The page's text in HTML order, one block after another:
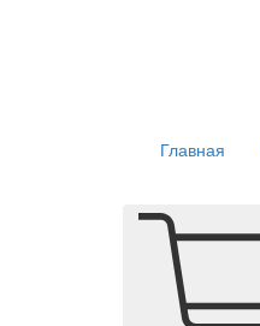
Главная